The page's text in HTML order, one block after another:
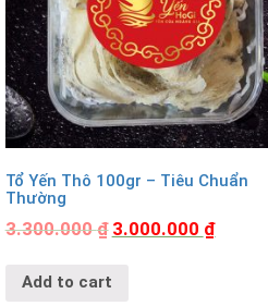
Tổ Yến Thô 100gr – Tiêu Chuẩn
Thường
3.300.000₫ 3.000.000 ₫
Add to cart